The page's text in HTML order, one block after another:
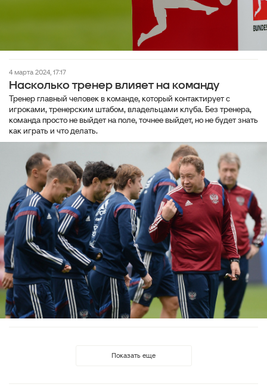
4 марта 2024, 17:17
Насколько тренер влияет на команду
Тренер главный человек в команде, который контактирует с
игроками, тренерским штабом, владельцами клуба. Без тренера,
команда просто не выйдет на поле, точнее выйдет, но не будет знать
как играть и что делать.
Показать еще